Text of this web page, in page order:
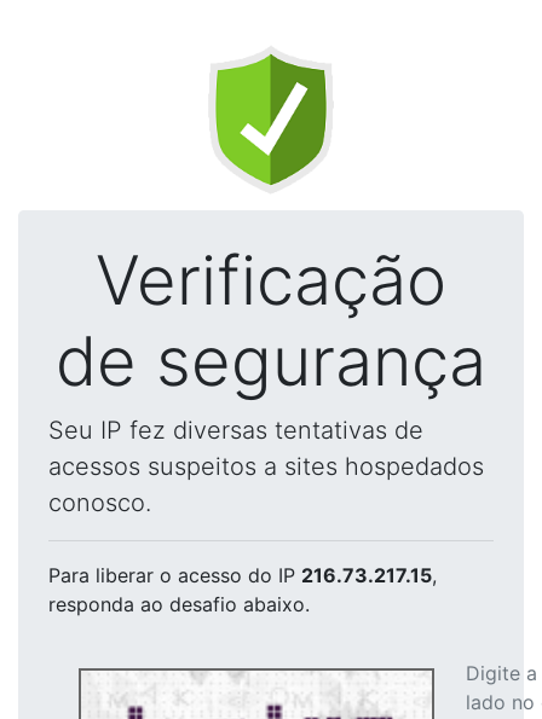
Verificação
de segurança
Seu IP fez diversas tentativas de
acessos suspeitos a sites hospedados
conosco.
Para liberar o acesso do IP 216.73.217.15,
responda ao desafio abaixo.
Digite
lado no